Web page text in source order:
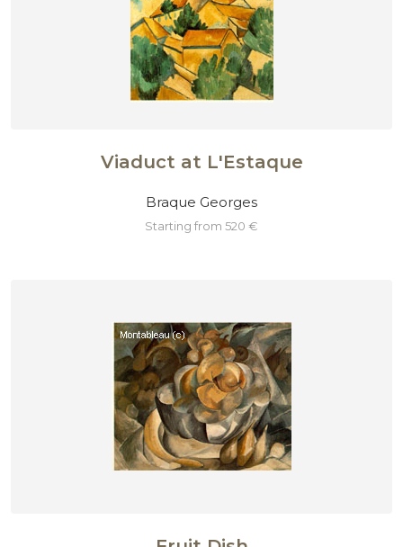
Viaduct at L'Estaque
Braque Georges
starting from 520 €